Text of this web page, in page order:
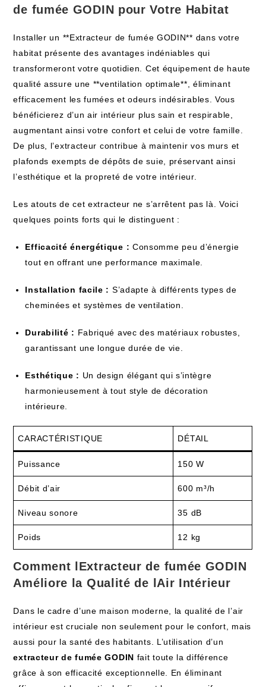
de fumée GODIN pour Votre Habitat
Installer un **Extracteur de fumée GODIN** dans votre
habitat présente des avantages indéniables qui
transformeront votre quotidien. Cet équipement de haute
qualité assure une **ventilation optimale**, éliminant
efficacement les fumées et odeurs indésirables. Vous
bénéficierez d’un air intérieur plus sain et respirable,
augmentant ainsi votre confort et celui de votre famille.
De plus, l’extracteur contribue à maintenir vos murs et
plafonds exempts de dépôts de suie, préservant ainsi
l’esthétique et la propreté de votre intérieur.
Les atouts de cet extracteur ne s’arrêtent pas là. Voici
quelques points forts qui le distinguent :
Efficacité énergétique : Consomme peu d’énergie
tout en offrant une performance maximale.
Installation facile : S’adapte à différents types de
cheminées et systèmes de ventilation.
Durabilité : Fabriqué avec des matériaux robustes,
garantissant une longue durée de vie.
Esthétique : Un design élégant qui s’intègre
harmonieusement à tout style de décoration
intérieure.
CARACTÉRISTIQUE DÉTAIL
Puissance 150 W
Débit d’air 600 m³/h
Niveau sonore 35 dB
Poids 12 kg
Comment lExtracteur de fumée GODIN
Améliore la Qualité de lAir Intérieur
Dans le cadre d’une maison moderne, la qualité de l’air
intérieur est cruciale non seulement pour le confort, mais
aussi pour la santé des habitants. L’utilisation d’un
extracteur de fumée GODIN fait toute la différence
grâce à son efficacité exceptionnelle. En éliminant